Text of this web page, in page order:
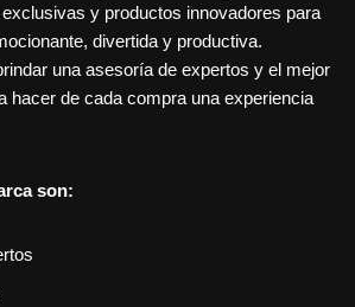
y productos innovadores para
divertida y productiva.
una asesoría de expertos y el mejor
hacer de cada compra una experiencia
son: